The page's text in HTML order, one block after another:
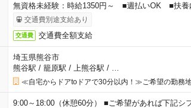
無資格未経験：時給1350円～ ■週払いOK ■扶
交通費別途支給あり
交通費 交通費全額支給
埼玉県熊谷市
熊谷駅 / 籠原駅 / 上熊谷駅 /
≪自宅からドアtoドアで30分以内！≫ご希望の勤務地
9:00～18:00（休憩60分） ■ご希望があれば下記シ